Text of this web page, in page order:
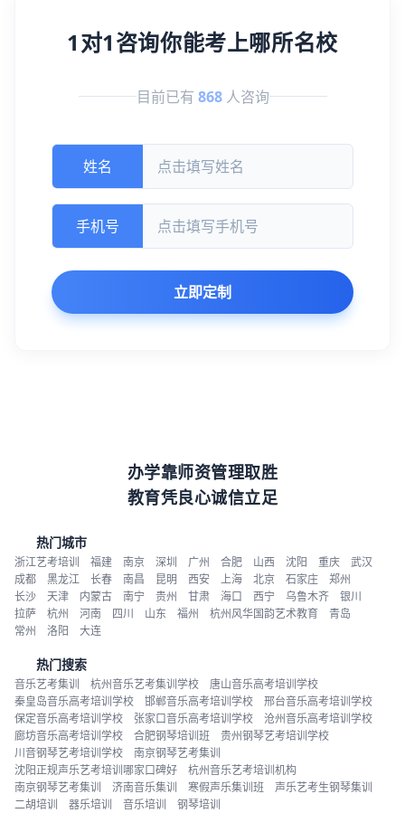
1对1咨询你能考上哪所名校
目前已有 868 人咨询
姓名
手机号
立即定制
办学靠师资管理取胜
教育凭良心诚信立足
热门城市
浙江艺考培训 福建 南京 深圳 广州 合肥 山西 沈阳 重庆
武汉
成都
黑龙江 长春 南昌 昆明 西安 上海 北京 石家庄
郑州
长沙
天津 内蒙古 南宁 贵州 甘肃 海口 西宁 乌鲁木齐
银川
拉萨
杭州 河南 四川 山东 福州 杭州风华国韵艺术教育
青岛
常州
洛阳 大连
热门搜索
音乐艺考集训 杭州音乐艺考集训学校
唐山音乐高考培训学校
秦皇岛音乐高考培训学校
邯郸音乐高考培训学校
邢台音乐高考培训学校
保定音乐高考培训学校
张家口音乐高考培训学校
沧州音乐高考培训学校
廊坊音乐高考培训学校
合肥钢琴培训班
贵州钢琴艺考培训学校
川音钢琴艺考培训学校
南京钢琴艺考集训
沈阳正规声乐艺考培训哪家口碑好
杭州音乐艺考培训机构
南京钢琴艺考集训
济南音乐集训 寒假声乐集训班
声乐艺考生钢琴集训
二胡培训
器乐培训 音乐培训 钢琴培训